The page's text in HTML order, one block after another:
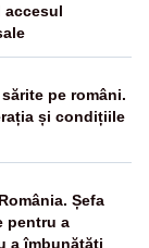
accesul
pe români.
și condițiile
Șefa
pentru a
a îmbunătăți